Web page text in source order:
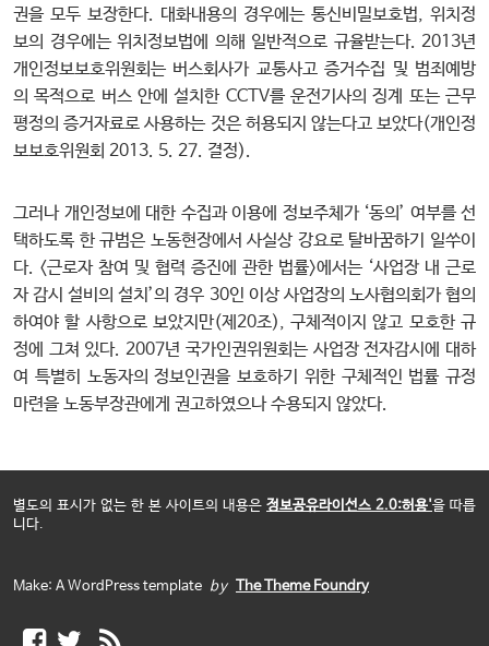
권을 모두 보장한다. 대화내용의 경우에는 통신비밀보호법, 위치정
보의 경우에는 위치정보법에 의해 일반적으로 규율받는다. 2013년
개인정보보호위원회는 버스회사가 교통사고 증거수집 및 범죄예방
의 목적으로 버스 안에 설치한 CCTV를 운전기사의 징계 또는 근무
평정의 증거자료로 사용하는 것은 허용되지 않는다고 보았다(개인정
보보호위원회 2013. 5. 27. 결정).
그러나 개인정보에 대한 수집과 이용에 정보주체가 ‘동의’ 여부를 선
택하도록 한 규범은 노동현장에서 사실상 강요로 탈바꿈하기 일쑤이
다. <근로자 참여 및 협력 증진에 관한 법률>에서는 ‘사업장 내 근로
자 감시 설비의 설치’의 경우 30인 이상 사업장의 노사협의회가 협의
하여야 할 사항으로 보았지만(제20조), 구체적이지 않고 모호한 규
정에 그쳐 있다. 2007년 국가인권위원회는 사업장 전자감시에 대하
여 특별히 노동자의 정보인권을 보호하기 위한 구체적인 법률 규정
마련을 노동부장관에게 권고하였으나 수용되지 않았다.
별도의 표시가 없는 한 본 사이트의 내용은 정보공유라이선스 2.0:허용'을 따릅
니다.
Make: A WordPress template by The Theme Foundry